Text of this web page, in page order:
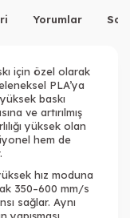
Yorumlar
için özel olarak
PLA’ya
baskı
ve artırılmış
yüksek olan
hem de
hız moduna
350–600 mm/s
sağlar. Aynı